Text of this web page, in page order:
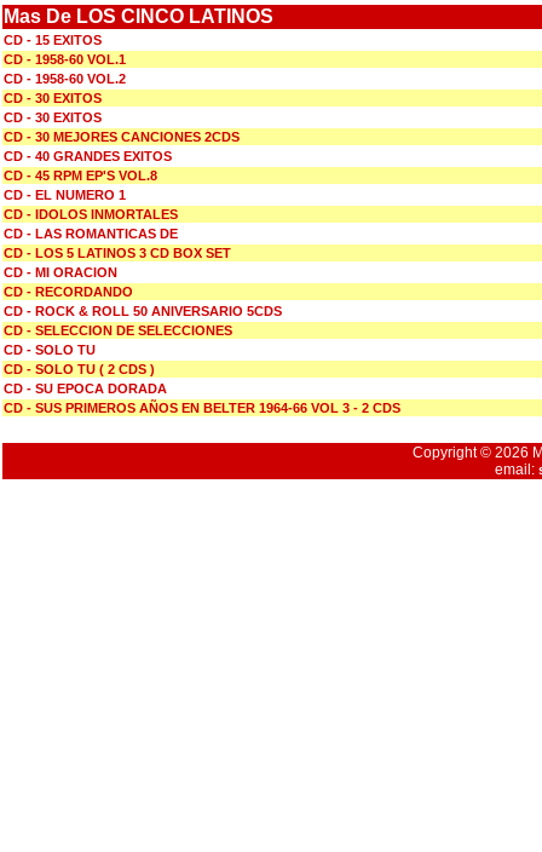
Mas De LOS CINCO LATINOS
CD - 15 EXITOS
CD - 1958-60 VOL.1
CD - 1958-60 VOL.2
CD - 30 EXITOS
CD - 30 EXITOS
CD - 30 MEJORES CANCIONES 2CDS
CD - 40 GRANDES EXITOS
CD - 45 RPM EP'S VOL.8
CD - EL NUMERO 1
CD - IDOLOS INMORTALES
CD - LAS ROMANTICAS DE
CD - LOS 5 LATINOS 3 CD BOX SET
CD - MI ORACION
CD - RECORDANDO
CD - ROCK & ROLL 50 ANIVERSARIO 5CDS
CD - SELECCION DE SELECCIONES
CD - SOLO TU
CD - SOLO TU ( 2 CDS )
CD - SU EPOCA DORADA
CD - SUS PRIMEROS AÑOS EN BELTER 1964-66 VOL 3 - 2 CDS
Copyright © 2026
email: